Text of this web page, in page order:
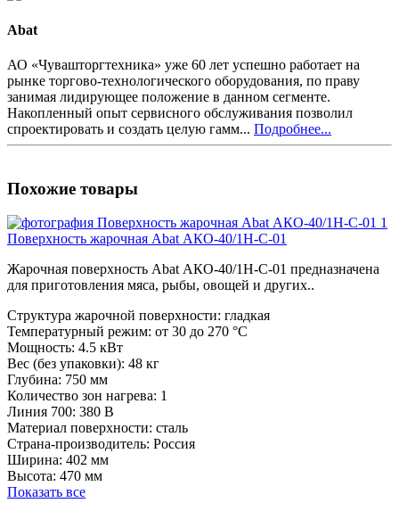
Abat
АО «Чувашторгтехника» уже 60 лет успешно работает на
рынке торгово-технологического оборудования, по праву
занимая лидирующее положение в данном сегменте.
Накопленный опыт сервисного обслуживания позволил
спроектировать и создать целую гамм... Подробнее...
Похожие товары
Поверхность жарочная Abat АКО-40/1Н-С-01
Жарочная поверхность Abat АКО-40/1Н-С-01 предназначена
для приготовления мяса, рыбы, овощей и других..
Структура жарочной поверхности: гладкая
Температурный режим: от 30 до 270 °С
Мощность: 4.5 кВт
Вес (без упаковки): 48 кг
Глубина: 750 мм
Количество зон нагрева: 1
Линия 700: 380 В
Материал поверхности: сталь
Страна-производитель: Россия
Ширина: 402 мм
Высота: 470 мм
Показать все